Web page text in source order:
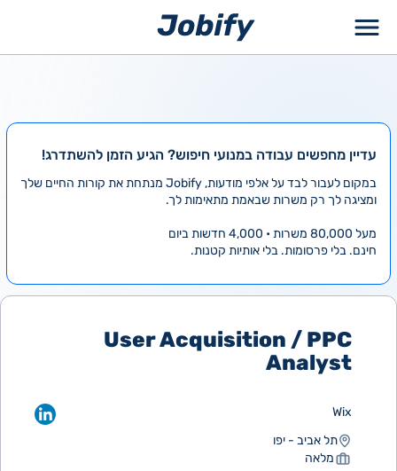
עדיין מחפשים עבודה במנועי חיפוש? הגיע הזמן להשתדרג!
במקום לעבור לבד על אלפי מודעות, Jobify מנתחת את קורות החיים שלך
ומציגה לך רק משרות שבאמת מתאימות לך.
מעל 80,000 משרות • 4,000 חדשות ביום
חינם. בלי פרסומות. בלי אותיות קטנות.
User Acquisition / PPC
Analyst
Wix
תל אביב - יפו
מלאה